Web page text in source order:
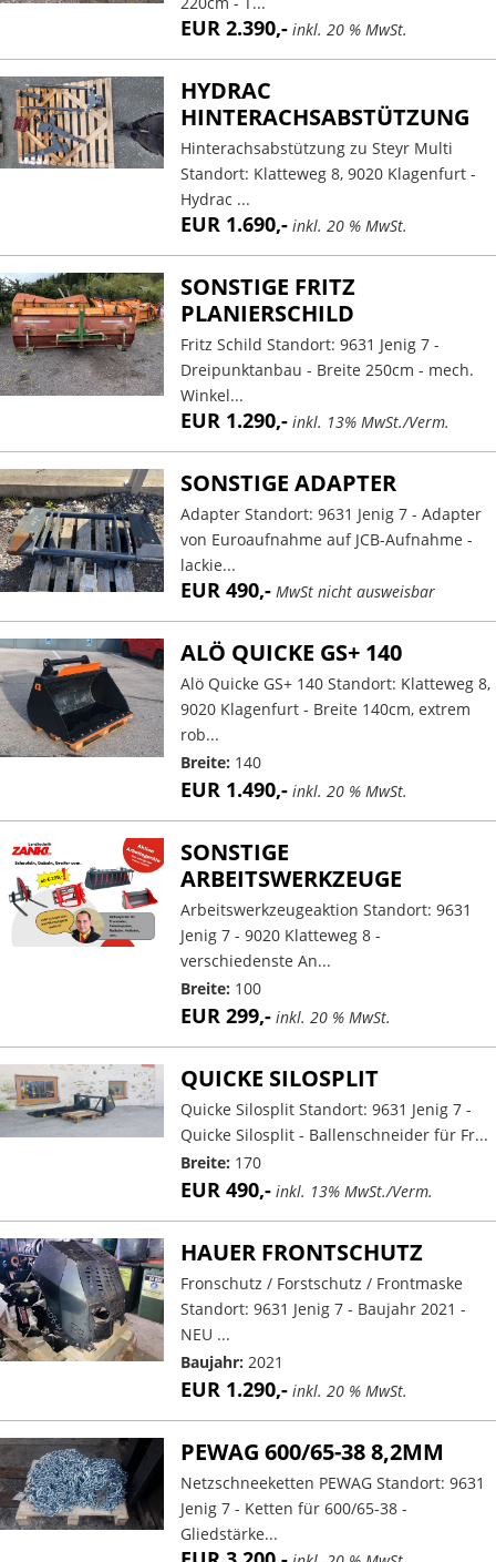
EUR 2.390,- inkl. 20 % MwSt.
HYDRAC
HINTERACHSABSTÜTZUNG
Hinterachsabstützung zu Steyr Multi
Standort: Klatteweg 8, 9020 Klagenfurt -
Hydrac ...
EUR 1.690,- inkl. 20 % MwSt.
SONSTIGE FRITZ
PLANIERSCHILD
Fritz Schild Standort: 9631 Jenig 7 -
Dreipunktanbau - Breite 250cm - mech.
Winkel...
EUR 1.290,- inkl. 13% MwSt./Verm.
SONSTIGE ADAPTER
Adapter Standort: 9631 Jenig 7 - Adapter
von Euroaufnahme auf JCB-Aufnahme -
lackie...
EUR 490,- MwSt nicht ausweisbar
ALÖ QUICKE GS+ 140
Alö Quicke GS+ 140 Standort: Klatteweg 8,
9020 Klagenfurt - Breite 140cm, extrem
rob...
Breite: 140
EUR 1.490,- inkl. 20 % MwSt.
SONSTIGE
ARBEITSWERKZEUGE
Arbeitswerkzeugeaktion Standort: 9631
Jenig 7 - 9020 Klatteweg 8 -
verschiedenste An...
Breite: 100
EUR 299,- inkl. 20 % MwSt.
QUICKE SILOSPLIT
Quicke Silosplit Standort: 9631 Jenig 7 -
Quicke Silosplit - Ballenschneider für Fr...
Breite: 170
EUR 490,- inkl. 13% MwSt./Verm.
HAUER FRONTSCHUTZ
Fronschutz / Forstschutz / Frontmaske
Standort: 9631 Jenig 7 - Baujahr 2021 -
NEU ...
Baujahr: 2021
EUR 1.290,- inkl. 20 % MwSt.
PEWAG 600/65-38 8,2MM
Netzschneeketten PEWAG Standort: 9631
Jenig 7 - Ketten für 600/65-38 -
Gliedstärke...